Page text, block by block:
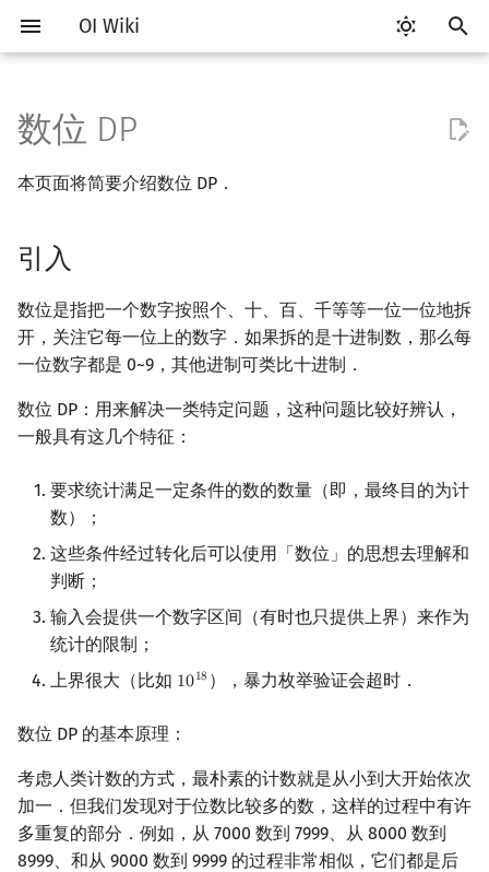
OI Wiki
入
以
开
搜
索
Getting Started
如何参与
OI Wiki 不是什么
格式手册
数学符号表
镜像站列表
致谢
比赛相关简介
题型
学习路线
学习资源
技巧
常见技巧
工具软件简介
Atom
Eclipse
Notepad++
Geany
Xcode
Sublime Text
CP Editor
评测工具
CCR Plus
Lemon
命令行
命令行编译与调试
编译器
Special Judge
Testlib
Validator
Interactor
Checker
Polygon
OJ 工具
LaTeX 入门
Git
语言基础简介
运算
流程控制语句
高级数据类型
C++ 标准库
bitset
string
pair
C++ 进阶 重载运算符
引用
常量
编译优化
C++ 与其他常用语言的区别
Pascal 转 C++ 急救
Java 速成
Java 进阶
算法基础简介
枚举
模拟
递归 & 分治
贪心
插入排序
计数排序
基数排序
桶排序
希尔排序
Tim 排序
排序相关 STL
前缀和 & 差分
二分
倍增
构造
搜索部分简介
BFS（搜索）
双向搜索
启发式搜索
A*
IDA*
回溯法
Dancing Links
Alpha–Beta 剪枝
优化
引入
方法一
解释
实现
方法二
过程
例题二
解释
实现
例题三
解释
实现
DP 优化简介
斜率优化
四边形不等式优化
Slope Trick 优化
WQS 二分
字符串部分简介
标准库
字符串匹配
字符串哈希
字典树 (Trie)
Boyer–Moore 算法
Z 函数（扩展 KMP）
AC 自动机
后缀数组 (SA)
后缀自动机 (SAM)
后缀平衡树
广义后缀自动机
数学部分简介
数字系统
格雷码
位操作
二进制集合操作
高精度计算
置换和排列
弧度制与坐标系
复数
数论
最大公约数
欧拉函数
筛法
模逆元
线性同余方程
升幂引理
阶乘取模
多项式与生成函数
快速数论变换
快速沃尔什变换
Chirp Z 变换
常系数齐次线性递推
多项式平移|连续点值平移
Lagrange 反演
形式幂级数复合|复合逆
组合数学
斐波那契数列
错位排列
卡特兰数
Entringer Number
Eulerian Number
范德蒙德卷积
Pólya 计数
线性代数
矩阵
初等变换
行列式
特征多项式
对角化
域论
Schreier–Sims 算法
随机变量的数字特征
概率不等式
非公平组合游戏
牛顿迭代法
数据结构部分简介
队列
链表
哈希表
并查集
左偏树
块状数据结构
树分块
Sqrt Tree
单调栈
单调队列
ST 表
树状数组
线段树
猫树
区间最值操作 & 区间历史
划分树
WBLT
替罪羊树
笛卡尔树
左偏红黑树
AA 树
可持久化平衡树
可持久化字典树
可持久化可并堆
树状数组套权值线段树
分块套树状数组
Top Tree
图论部分简介
图的存储
DFS（图论）
BFS（图论）
树上问题
树的重心
最近公共祖先
树链剖分
动态树分治
AHU 算法
树上随机游走
拓扑排序
最短路问题
同余最短路
生成树问题
斯坦纳树
拆点
连通性相关
圆方树
点/边连通度
环计数问题
费用流
上下界网络流
Stoer–Wagner 算法
一般图最大匹配
一般图最大权匹配
稳定匹配
计算几何部分简介
三维计算几何基础
距离
Pick 定理
三角剖分
扫描线
旋转卡壳
半平面交
平面最近点对
随机增量法
反演变换
计算几何杂项
杂项简介
双指针
离线算法 莫队算法
分数规划
随机化
模拟退火
有限状态自动机
计算理论基础
字节顺序
约瑟夫问题
表达式求值
在一台机器上规划任务
主元素问题
RMQ
括号序列
线段树与离线询问
数位 DP
本页面将简要介绍数位 DP．
引入
数位是指把一个数字按照个、十、百、千等等一位一位地拆
开，关注它每一位上的数字．如果拆的是十进制数，那么每
一位数字都是 0~9，其他进制可类比十进制．
数位 DP：用来解决一类特定问题，这种问题比较好辨认，
一般具有这几个特征：
要求统计满足一定条件的数的数量（即，最终目的为计
数）；
这些条件经过转化后可以使用「数位」的思想去理解和
判断；
输入会提供一个数字区间（有时也只提供上界）来作为
统计的限制；
上界很大（比如 1018
1018），暴力枚举验证会超时．
数位 DP 的基本原理：
考虑人类计数的方式，最朴素的计数就是从小到大开始依次
加一．但我们发现对于位数比较多的数，这样的过程中有许
多重复的部分．例如，从 7000 数到 7999、从 8000 数到
8999、和从 9000 数到 9999 的过程非常相似，它们都是后